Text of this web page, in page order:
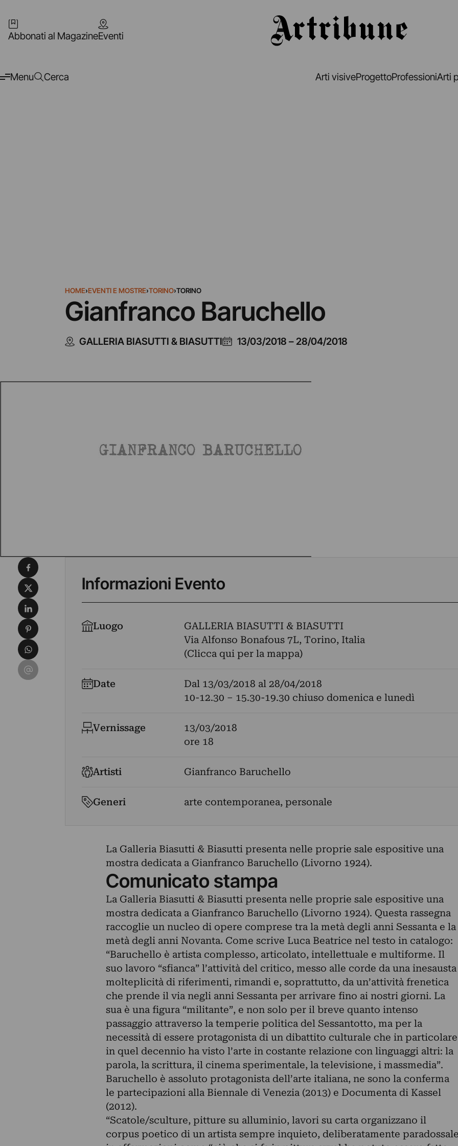
Abbonati al MagazineEventi
Menu Cerca Arti visiveProgettoProfessioniArti
HOME›EVENTI E MOSTRE›TORINO›TORINO
Gianfranco Baruchello
GALLERIA BIASUTTI & BIASUTTI 13/03/2018 – 28/04/2018
Informazioni Evento
Luogo
GALLERIA BIASUTTI & BIASUTTI
Via Alfonso Bonafous 7L, Torino, Italia
(Clicca qui per la mappa)
Date Dal 13/03/2018 al 28/04/2018
10-12.30 – 15.30-19.30 chiuso domenica e lunedì
Vernissage
13/03/2018
ore 18
Artisti Gianfranco Baruchello
Generi arte contemporanea, personale
La Galleria Biasutti & Biasutti presenta nelle proprie sale espositive una
mostra dedicata a Gianfranco Baruchello (Livorno 1924).
Comunicato stampa
La Galleria Biasutti & Biasutti presenta nelle proprie sale espositive una
mostra dedicata a Gianfranco Baruchello (Livorno 1924). Questa rassegna
raccoglie un nucleo di opere comprese tra la metà degli anni Sessanta e la
metà degli anni Novanta. Come scrive Luca Beatrice nel testo in catalogo:
“Baruchello è artista complesso, articolato, intellettuale e multiforme. Il
suo lavoro “sfianca” l’attività del critico, messo alle corde da una inesausta
molteplicità di riferimenti, rimandi e, soprattutto, da un’attività frenetica
che prende il via negli anni Sessanta per arrivare fino ai nostri giorni. La
sua è una figura “militante”, e non solo per il breve quanto intenso
passaggio attraverso la temperie politica del Sessantotto, ma per la
necessità di essere protagonista di un dibattito culturale che in particolare
in quel decennio ha visto l’arte in costante relazione con linguaggi altri: la
parola, la scrittura, il cinema sperimentale, la televisione, i massmedia”.
Baruchello è assoluto protagonista dell’arte italiana, ne sono la conferma
le partecipazioni alla Biennale di Venezia (2013) e Documenta di Kassel
(2012).
“Scatole/sculture, pitture su alluminio, lavori su carta organizzano il
corpus poetico di un artista sempre inquieto, deliberatamente
Condividi su Facebook
Condividi su X
Condividi su LinkedIn
Condividi su Pinterest
Condividi su WhatsApp
Condividi su Email